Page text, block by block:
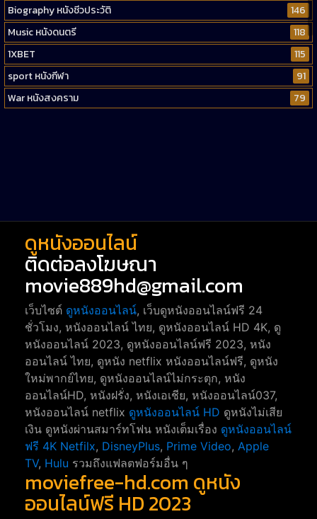
Biography หนังชีวประวัติ
146
Music หนังดนตรี
118
1XBET
115
sport หนังกีฬา
91
War หนังสงคราม
79
ดูหนังออนไลน์
ติดต่อลงโฆษณา
movie889hd@gmail.com
เว็บไซต์ ดูหนังออนไลน์, เว็บดูหนังออนไลน์ฟรี 24
ชั่วโมง, หนังออนไลน์ ไทย, ดูหนังออนไลน์ HD 4K, ดู
หนังออนไลน์ 2023, ดูหนังออนไลน์ฟรี 2023, หนัง
ออนไลน์ ไทย, ดูหนัง netflix หนังออนไลน์ฟรี, ดูหนัง
ใหม่พากย์ไทย, ดูหนังออนไลน์ไม่กระตุก, หนัง
ออนไลน์HD, หนังฝรั่ง, หนังเอเชีย, หนังออนไลน์037,
หนังออนไลน์ netflix ดูหนังออนไลน์ HD ดูหนังไม่เสีย
เงิน ดูหนังผ่านสมาร์ทโฟน หนังเต็มเรื่อง ดูหนังออนไลน์
ฟรี 4K Netfilx, DisneyPlus, Prime Video, Apple
TV, Hulu รวมถึงแฟลตฟอร์มอื่น ๆ
moviefree-hd.com ดูหนัง
ออนไลน์ฟรี HD 2023